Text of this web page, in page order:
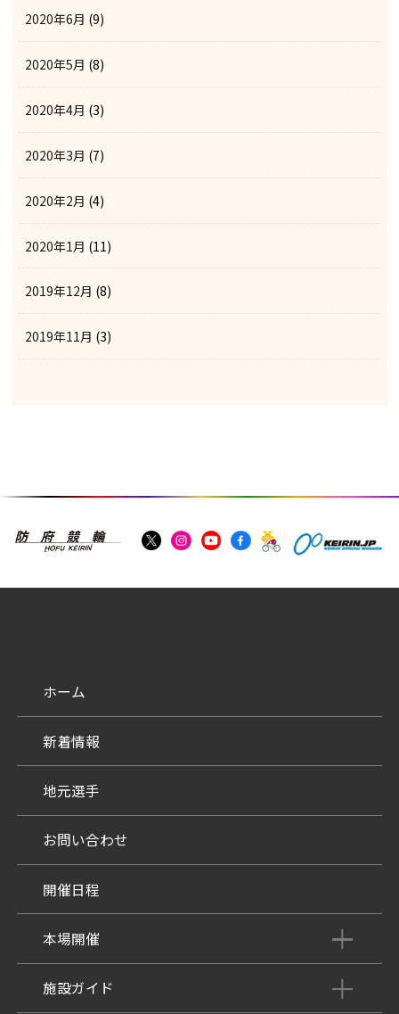
2020年6月 (9)
2020年5月 (8)
2020年4月 (3)
2020年3月 (7)
2020年2月 (4)
2020年1月 (11)
2019年12月 (8)
2019年11月 (3)
ホーム
新着情報
地元選手
お問い合わせ
開催日程
本場開催
開催展望記事
施設ガイド